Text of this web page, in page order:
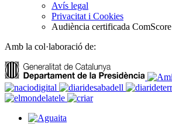
Avís legal
Privacitat i Cookies
Audiència certificada ComScore
Amb la col·laboració de: